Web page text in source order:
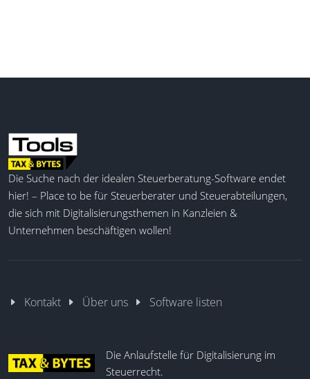
Die Suche nach der idealen Steuerberatung-Software endet
hier! – Place to be für Steuerberater und Steuerabteilungen,
die sich mit Digitalisierungsthemen in Kanzleien &
Unternehmen beschäftigen wollen!
Kontakt Über uns Software listen
Die Anlaufstelle für Digitalisierung im
Steuerrecht.